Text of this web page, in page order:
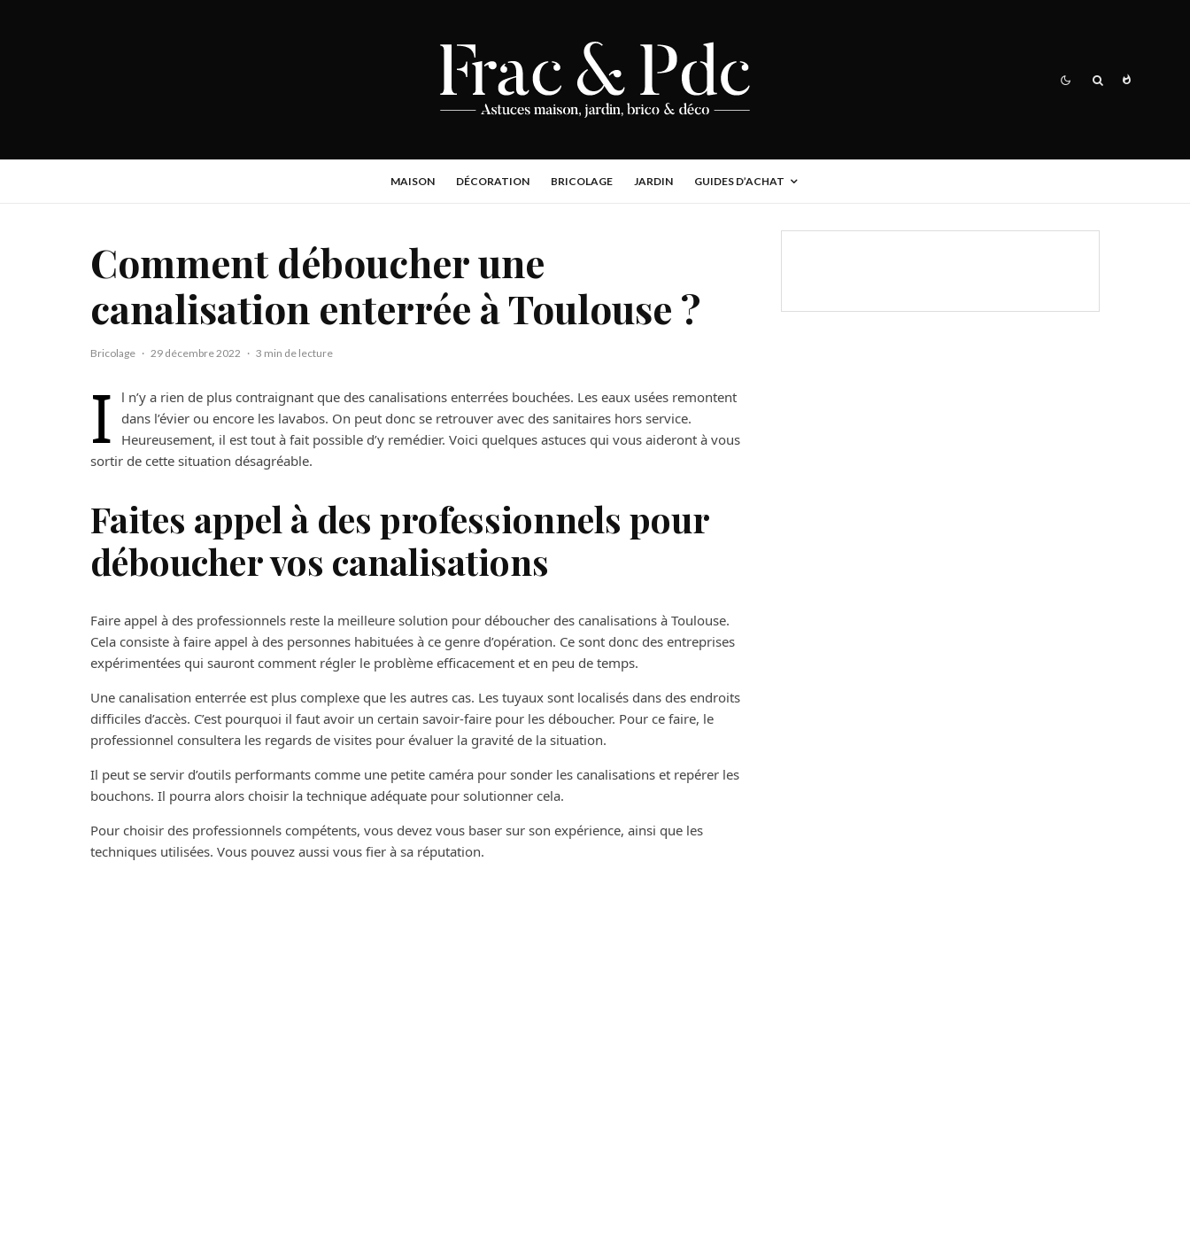
MAISON DÉCORATION BRICOLAGE JARDIN GUIDES D’ACHAT
Comment déboucher une
canalisation enterrée à Toulouse ?
Bricolage · 29 décembre 2022 · 3 min de lecture
I
l n’y a rien de plus contraignant que des canalisations enterrées bouchées. Les eaux usées remontent
dans l’évier ou encore les lavabos. On peut donc se retrouver avec des sanitaires hors service.
Heureusement, il est tout à fait possible d’y remédier. Voici quelques astuces qui vous aideront à vous
sortir de cette situation désagréable.
Faites appel à des professionnels pour
déboucher vos canalisations
Faire appel à des professionnels reste la meilleure solution pour déboucher des canalisations à Toulouse.
Cela consiste à faire appel à des personnes habituées à ce genre d’opération. Ce sont donc des entreprises
expérimentées qui sauront comment régler le problème efficacement et en peu de temps.
Une canalisation enterrée est plus complexe que les autres cas. Les tuyaux sont localisés dans des endroits
difficiles d’accès. C’est pourquoi il faut avoir un certain savoir-faire pour les déboucher. Pour ce faire, le
professionnel consultera les regards de visites pour évaluer la gravité de la situation.
Il peut se servir d’outils performants comme une petite caméra pour sonder les canalisations et repérer les
bouchons. Il pourra alors choisir la technique adéquate pour solutionner cela.
Pour choisir des professionnels compétents, vous devez vous baser sur son expérience, ainsi que les
techniques utilisées. Vous pouvez aussi vous fier à sa réputation.